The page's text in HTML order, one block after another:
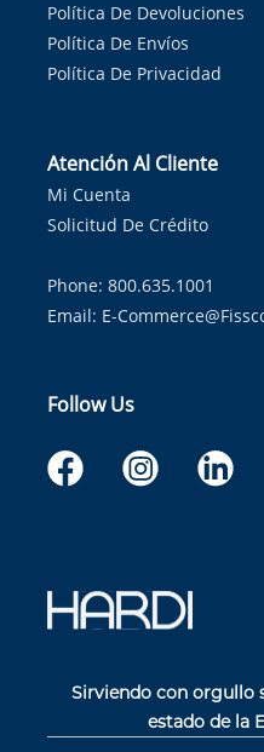
Política De Devoluciones
Política De Envíos
Política De Privacidad
Atención Al Cliente
Mi Cuenta
Solicitud De Crédito
Phone: 800.635.1001
Email: E-
Follow Us
Sirviendo con orgullo
estado de la